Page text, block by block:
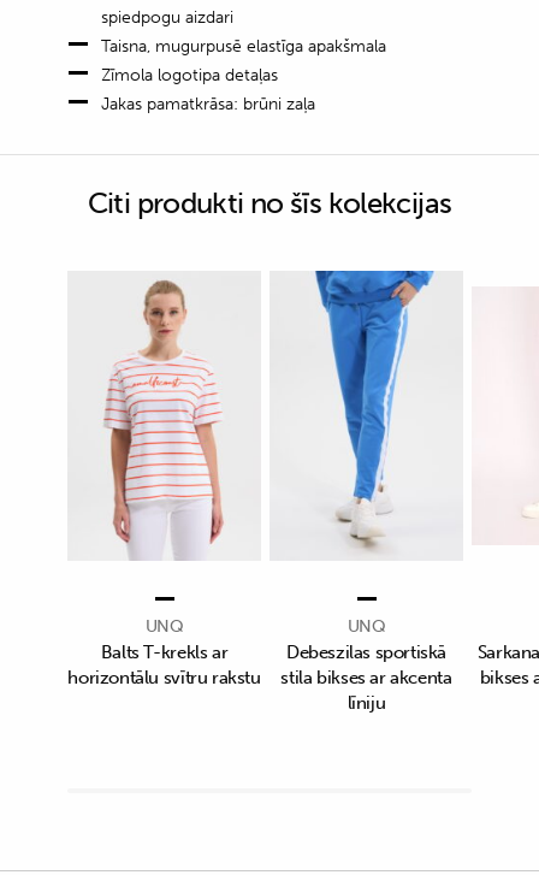
spiedpogu aizdari
Taisna, mugurpusē elastīga apakšmala
Zīmola logotipa detaļas
Jakas pamatkrāsa: brūni zaļa
Citi produkti no šīs kolekcijas
UNQ
Balts T-krekls ar
horizontālu svītru rakstu
UNQ
Debeszilas sportiskā
stila bikses ar akcenta
līniju
bikses